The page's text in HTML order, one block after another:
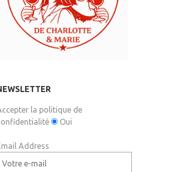
la politique de
Oui
Address